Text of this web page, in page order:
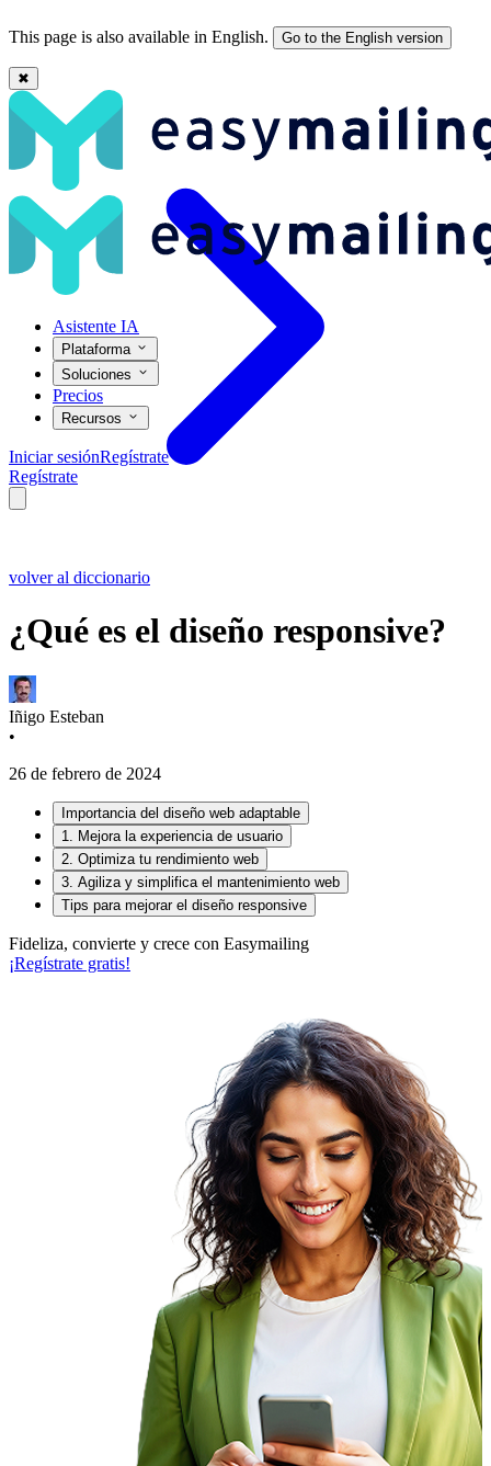
This page is also available in English. Go to the English version
✖
Asistente IA
Plataforma
Soluciones
Precios
Recursos
Iniciar sesiónRegístrate
Regístrate
¿Qué es el Diseño Responsive y por qué es tan importante? -
volver al diccionario
¿Qué es el diseño responsive?
Iñigo Esteban
•
26 de febrero de 2024
Importancia del diseño web adaptable
1. Mejora la experiencia de usuario
2. Optimiza tu rendimiento web
3. Agiliza y simplifica el mantenimiento web
Tips para mejorar el diseño responsive
Fideliza, convierte y crece con Easymailing
¡Regístrate gratis!